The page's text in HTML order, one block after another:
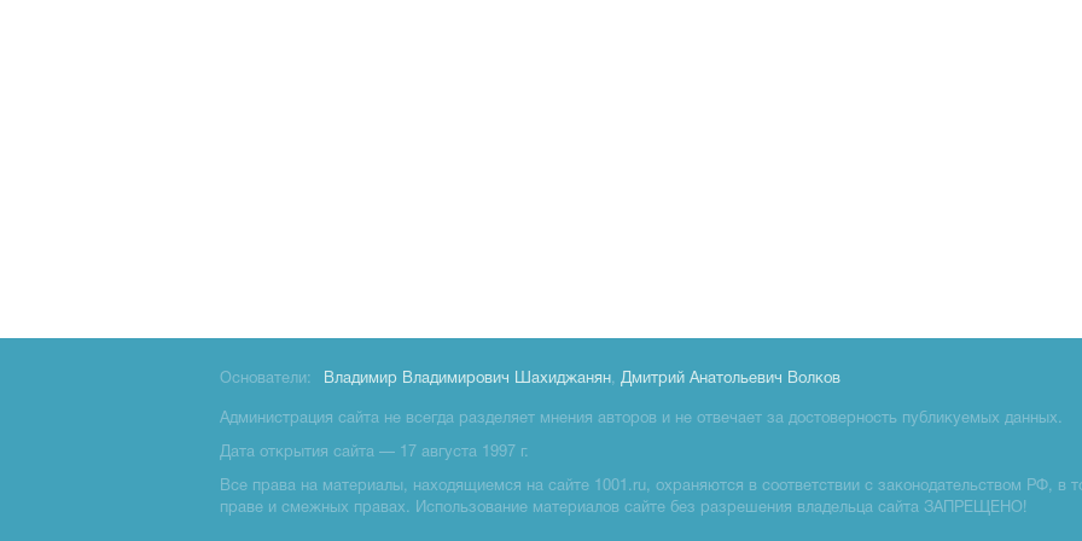
Основатели: Владимир Владимирович Шахиджанян, Дмитрий Анатольевич Волков
Администрация сайта не всегда разделяет мнения авторов и не отвечает за достоверность публикуемых данных.
Дата открытия сайта — 17 августа 1997 г.
Все права на материалы, находящиемся на сайте 1001.ru, охраняются в соответствии с законодательством РФ, в
праве и смежных правах. Использование материалов сайте без разрешения владельца сайта ЗАПРЕЩЕНО!